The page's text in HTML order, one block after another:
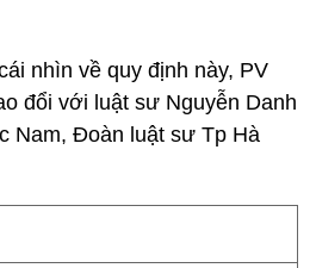
nhìn về quy định này, PV
đổi với luật sư Nguyễn Danh
Nam, Đoàn luật sư Tp Hà